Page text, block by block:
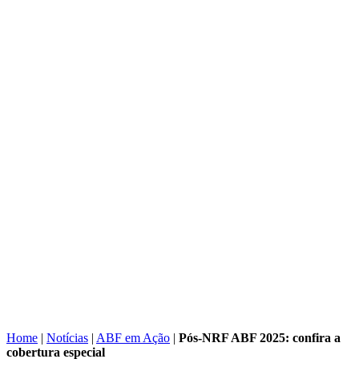
Home | Notícias | ABF em Ação | Pós-NRF ABF 2025: confira a
cobertura especial